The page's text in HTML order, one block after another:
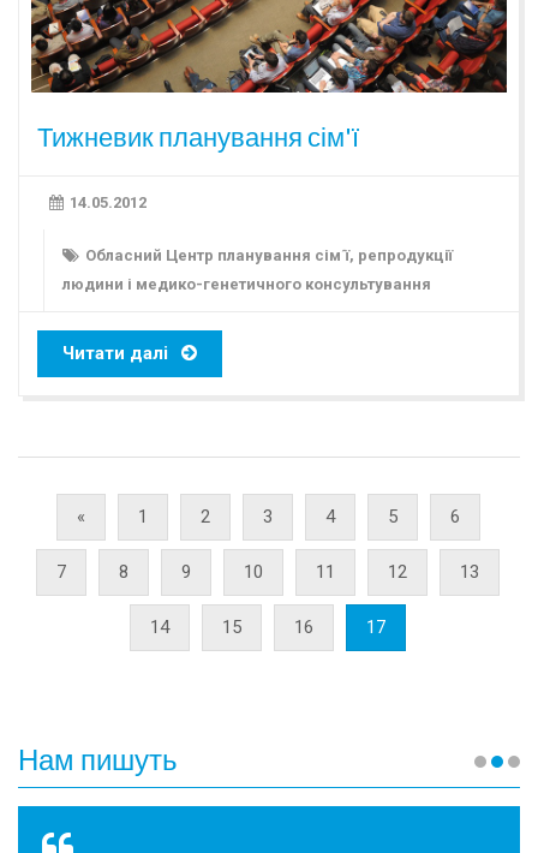
Тижневик планування сім'ї
14.05.2012
Обласний Центр планування сім´ї, репродукції
людини і медико-генетичного консультування
Читати далі
« 1 2 3 4 5 6
7 8 9 10 11 12 13
14 15 16 17
Нам пишуть